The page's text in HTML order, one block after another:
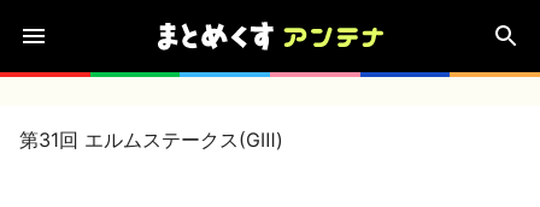
第31回 エルムステークス(GⅢ)